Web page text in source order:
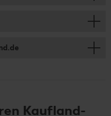
Kaufland-